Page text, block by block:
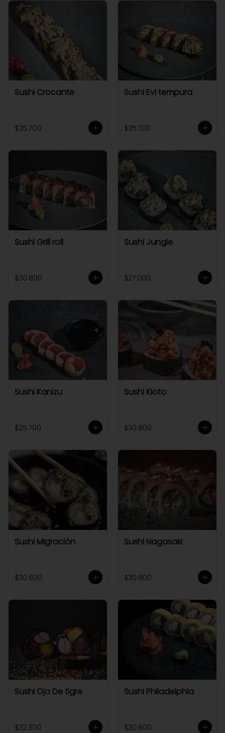
Sushi Crocante
$25.700
Sushi Evi tempura
$25.700
Sushi Grill roll
$30.800
Sushi Jungle
$27.000
Sushi Kanizu
$25.700
Sushi Kioto
$30.800
Sushi Migración
$30.800
Sushi Nagasaki
$30.800
Sushi Ojo De tigre
$32.300
Sushi Philadelphia
$30.800